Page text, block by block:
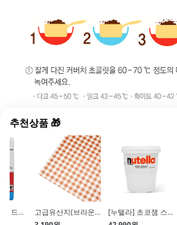
추천상품 🎁
[사프]인스턴트 드라이이스트(레드\/125g)
고급유산지(브라운체크\/250*350\/50매입)
[누텔라] 초코잼 스프레드(3kg)